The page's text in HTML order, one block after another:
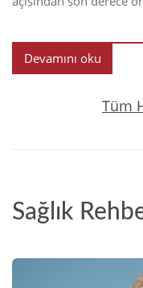
Devamını oku
Tüm
Sağlık